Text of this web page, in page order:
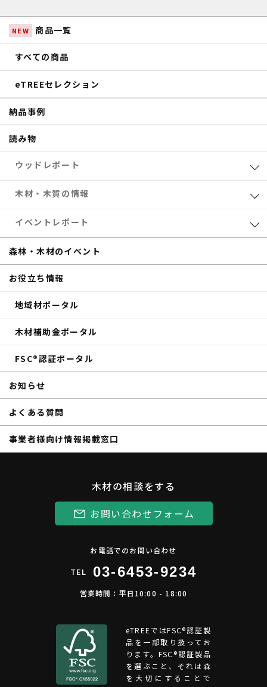
NEW 商品一覧
すべての商品
eTREEセレクション
納品事例
読み物
ウッドレポート
業界レポート
eTREEコラム
サステナブル
木材・木質の情報
森林・木材のお得情報
木材加工
補助金
商品紹介
イベントレポート
共催セミナー
eTREE TALK
森の未来会議
その他のイベントレポート
森林・木材のイベント
お役立ち情報
地域材ポータル
木材補助金ポータル
FSC®認証ポータル
お知らせ
よくある質問
事業者様向け情報掲載窓口
木材の相談をする
お問い合わせフォーム
お電話でのお問い合わせ
TEL 03-6453-9234
営業時間：平日10:00 - 18:00
eTREEではFSC®︎認証製
品を一部取り扱ってお
ります。FSC®認証製品
を選ぶこと、それは森
を大切にすることで